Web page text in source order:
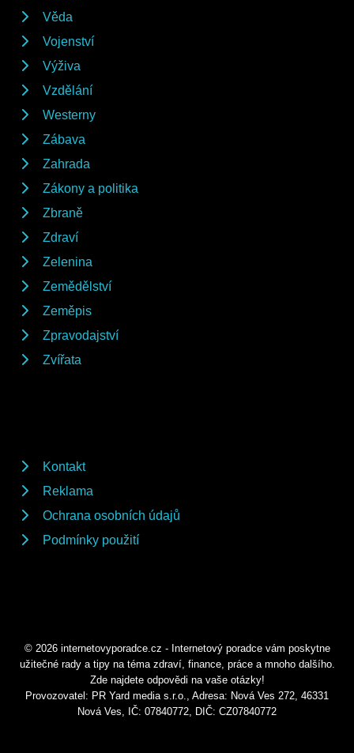
Věda
Vojenství
Výživa
Vzdělání
Westerny
Zábava
Zahrada
Zákony a politika
Zbraně
Zdraví
Zelenina
Zemědělství
Zeměpis
Zpravodajství
Zvířata
Kontakt
Reklama
Ochrana osobních údajů
Podmínky použití
© 2026 internetovyporadce.cz - Internetový poradce vám poskytne
užitečné rady a tipy na téma zdraví, finance, práce a mnoho dalšího.
Zde najdete odpovědi na vaše otázky!
Provozovatel: PR Yard media s.r.o., Adresa: Nová Ves 272, 46331
Nová Ves, IČ: 07840772, DIČ: CZ07840772